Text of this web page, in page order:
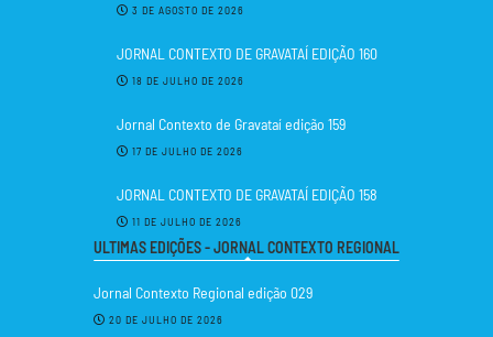
3 DE AGOSTO DE 2026
JORNAL CONTEXTO DE GRAVATAÍ EDIÇÃO 160
18 DE JULHO DE 2026
Jornal Contexto de Gravataí edição 159
17 DE JULHO DE 2026
JORNAL CONTEXTO DE GRAVATAÍ EDIÇÃO 158
11 DE JULHO DE 2026
ULTIMAS EDIÇÕES - JORNAL CONTEXTO REGIONAL
Jornal Contexto Regional edição 029
20 DE JULHO DE 2026